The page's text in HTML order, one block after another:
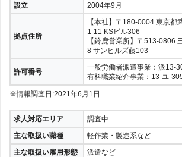
設立
2004年9月
拠点住所
【本社】〒180-0004 東京都
1-11 KSビル306
【鈴鹿営業所】〒513-0806
8 サンヒルズ藤103
許可番号
一般労働者派遣事業：派13-
有料職業紹介事業：13-ユ-
※情報調査日:2021年6月1日
求人対応エリア
調査中
主な取扱い職種
軽作業・製造系など
主な取扱い雇用形態
派遣など